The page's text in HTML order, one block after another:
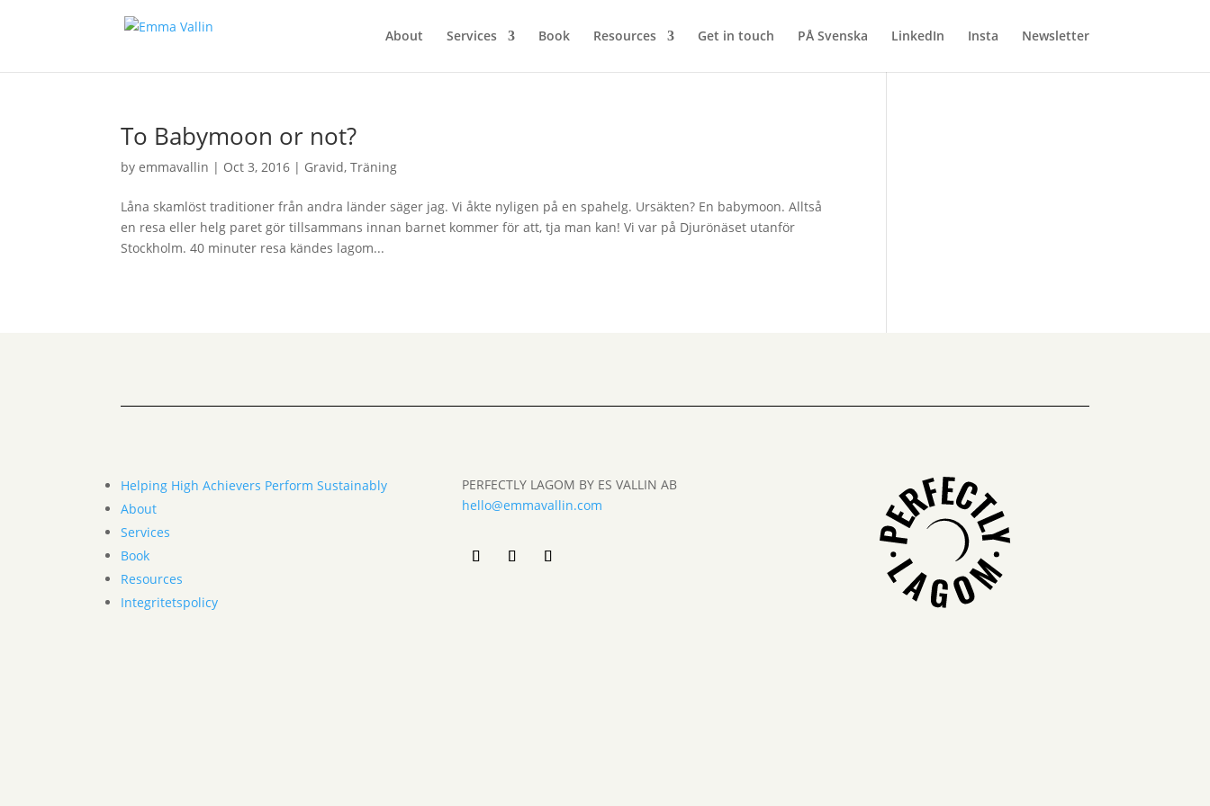
About Services Book Resources Get in touch PÅ Svenska LinkedIn Insta Newsletter
To Babymoon or not?
byemmavallin | Oct 3, 2016 | Gravid,Träning
Låna skamlöst traditioner från andra länder säger jag. Vi åkte nyligen på en spahelg. Ursäkten? En babymoon. Alltså
en resa eller helg paret gör tillsammans innan barnet kommer för att, tja man kan! Vi var på Djurönäset utanför
Stockholm. 40 minuter resa kändes lagom...
Helping High Achievers Perform Sustainably
About
Services
Book
Resources
Integritetspolicy
PERFECTLY LAGOM BY ES VALLIN AB
hello@emmavallin.com